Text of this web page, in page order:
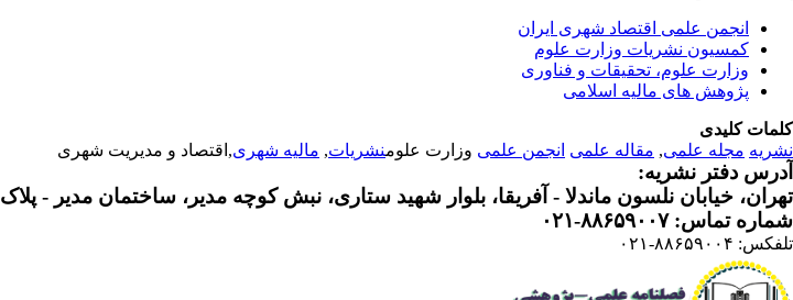
انجمن علمی اقتصاد شهری ایران
کمسیون نشریات وزارت علوم
وزارت علوم، تحقیقات و فناوری
پژوهش های مالیه اسلامی
کلمات کلیدی
نشریه مجله علمی, مقاله علمی انجمن علمی وزارت علومنشریات, مالیه شهری,اقتصاد و مدیریت شهری
آدرس دفتر نشریه:
تهران، خیابان نلسون ماندلا - آفریقا، بلوار شهید ستاری، نبش کوچه مدیر، ساختمان مدیر - پلاک ۲، ط ۴، واحد ۱۵
شماره تماس: ۸۸۶۵۹۰۰۷-۰۲۱
تلفکس: ۸۸۶۵۹۰۰۴-۰۲۱